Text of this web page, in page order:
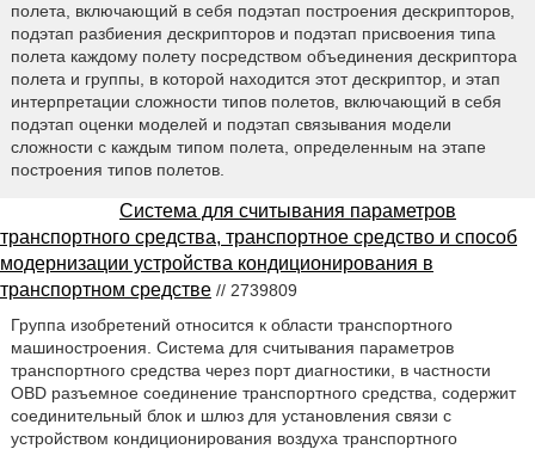
полета, включающий в себя подэтап построения дескрипторов,
подэтап разбиения дескрипторов и подэтап присвоения типа
полета каждому полету посредством объединения дескриптора
полета и группы, в которой находится этот дескриптор, и этап
интерпретации сложности типов полетов, включающий в себя
подэтап оценки моделей и подэтап связывания модели
сложности с каждым типом полета, определенным на этапе
построения типов полетов.
Система для считывания параметров
транспортного средства, транспортное средство и способ
модернизации устройства кондиционирования в
транспортном средстве // 2739809
Группа изобретений относится к области транспортного
машиностроения. Система для считывания параметров
транспортного средства через порт диагностики, в частности
OBD разъемное соединение транспортного средства, содержит
соединительный блок и шлюз для установления связи с
устройством кондиционирования воздуха транспортного